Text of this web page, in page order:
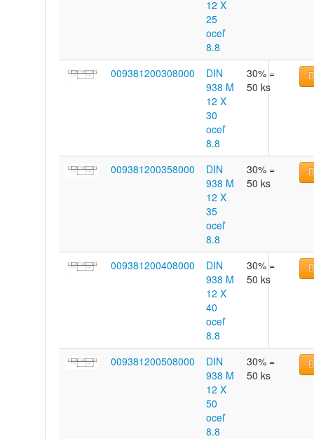
12 X
25
oceľ
8.8
009381200308000
DIN
938 M
12 X
30
oceľ
8.8
30% =
50 ks
009381200358000
DIN
938 M
12 X
35
oceľ
8.8
30% =
50 ks
009381200408000
DIN
938 M
12 X
40
oceľ
8.8
30% =
50 ks
009381200508000
DIN
938 M
12 X
50
oceľ
8.8
30% =
50 ks